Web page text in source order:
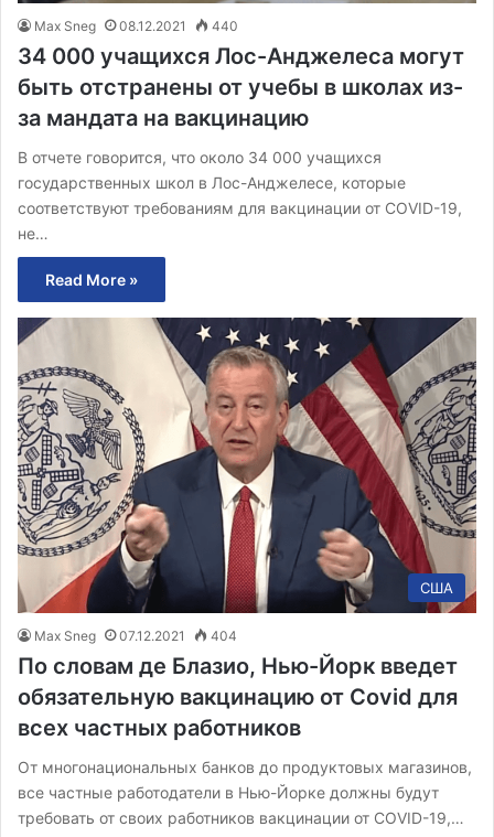
Max Sneg 08.12.2021 440
34 000 учащихся Лос-Анджелеса могут
быть отстранены от учебы в школах из-
за мандата на вакцинацию
В отчете говорится, что около 34 000 учащихся
государственных школ в Лос-Анджелесе, которые
соответствуют требованиям для вакцинации от COVID-19,
не…
Read More »
США
Max Sneg 07.12.2021 404
По словам де Блазио, Нью-Йорк введет
обязательную вакцинацию от Covid для
всех частных работников
От многонациональных банков до продуктовых магазинов,
все частные работодатели в Нью-Йорке должны будут
требовать от своих работников вакцинации от COVID-19,…